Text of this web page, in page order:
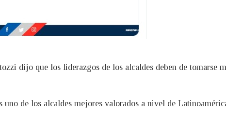
dijo que los liderazgos de los alcaldes deben de tomarse
de los alcaldes mejores valorados a nivel de